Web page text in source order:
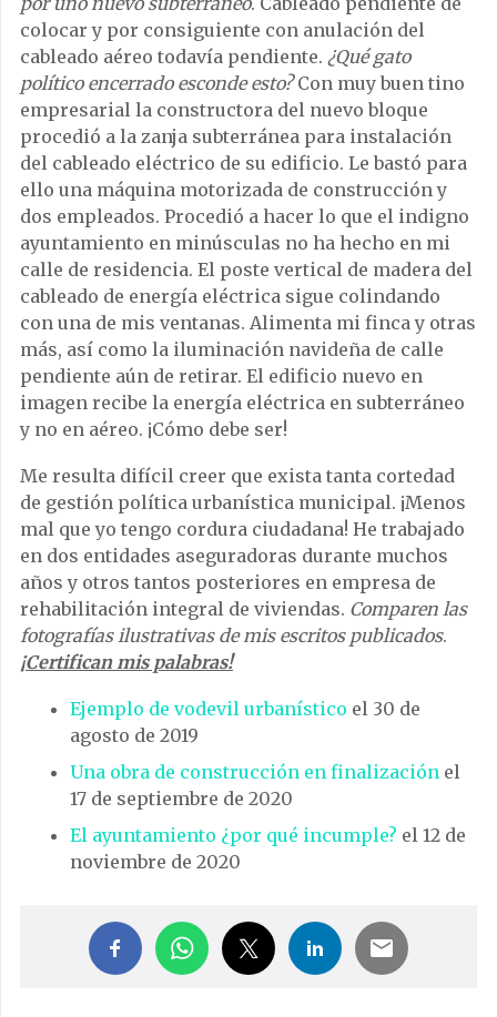
colocar y por consiguiente con anulación del
cableado aéreo todavía pendiente. ¿Qué gato
político encerrado esconde esto?Con muy buen tino
empresarial la constructora del nuevo bloque
procedió a la zanja subterránea para instalación
del cableado eléctrico de su edificio. Le bastó para
ello una máquina motorizada de construcción y
dos empleados. Procedió a hacer lo que el indigno
ayuntamiento en minúsculas no ha hecho en mi
calle de residencia. El poste vertical de madera del
cableado de energía eléctrica sigue colindando
con una de mis ventanas. Alimenta mi finca y otras
más, así como la iluminación navideña de calle
pendiente aún de retirar. El edificio nuevo en
imagen recibe la energía eléctrica en subterráneo
y no en aéreo. ¡Cómo debe ser!
Me resulta difícil creer que exista tanta cortedad
de gestión política urbanística municipal. ¡Menos
mal que yo tengo cordura ciudadana! He trabajado
en dos entidades aseguradoras durante muchos
años y otros tantos posteriores en empresa de
rehabilitación integral de viviendas. Comparen las
fotografías ilustrativas de mis escritos publicados.
¡Certifican mis palabras!
Ejemplo de vodevil urbanístico el 30 de
agosto de 2019
Una obra de construcción en finalización el
17 de septiembre de 2020
El ayuntamiento ¿por qué incumple? el 12 de
noviembre de 2020